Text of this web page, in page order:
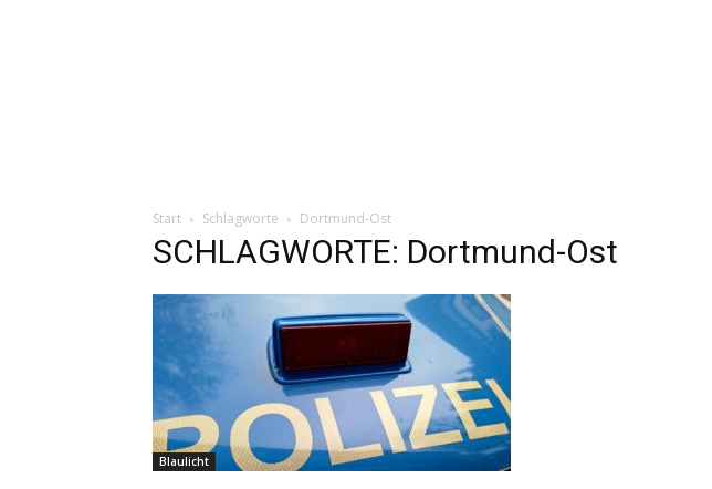
Start Schlagworte Dortmund-Ost
SCHLAGWORTE: Dortmund-Ost
Blaulicht